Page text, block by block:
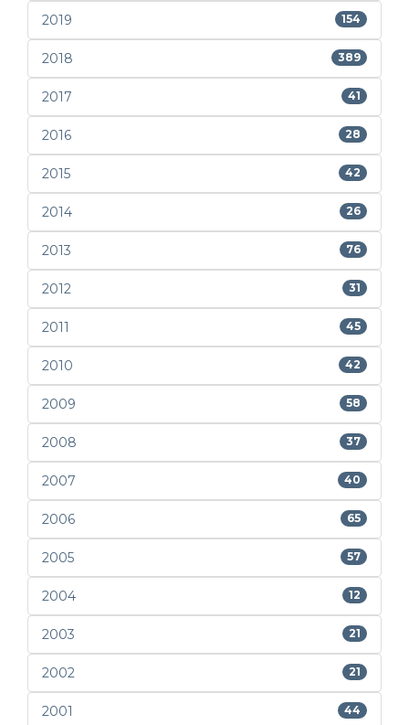
2019 154
2018 389
2017 41
2016 28
2015 42
2014 26
2013 76
2012 31
2011 45
2010 42
2009 58
2008 37
2007 40
2006 65
2005 57
2004 12
2003 21
2002 21
2001 44